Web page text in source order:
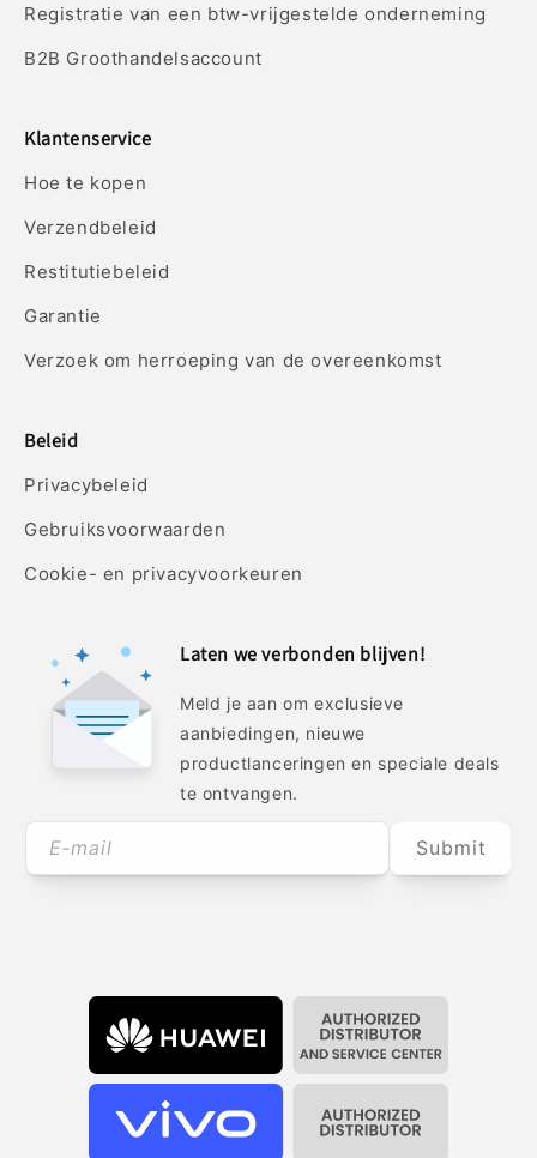
Registratie van een btw-vrijgestelde onderneming
B2B Groothandelsaccount
Klantenservice
Hoe te kopen
Verzendbeleid
Restitutiebeleid
Garantie
Verzoek om herroeping van de overeenkomst
Beleid
Privacybeleid
Gebruiksvoorwaarden
Cookie- en privacyvoorkeuren
Laten we verbonden blijven!
Meld je aan om exclusieve
aanbiedingen, nieuwe
productlanceringen en speciale deals
te ontvangen.
E‑mail Submit